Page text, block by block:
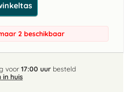
2 beschikbaar
voor 17:00 uurbesteld
in huis